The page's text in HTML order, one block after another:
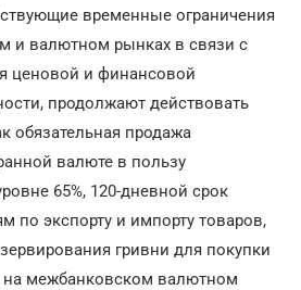
временные ограничения
и валютном рынках в связи с
ценовой и финансовой
продолжают действовать
обязательная продажа
валюте в пользу
65%, 120-дневной срок
по экспорту и импорту товаров,
гривни для покупки
межбанковском валютном